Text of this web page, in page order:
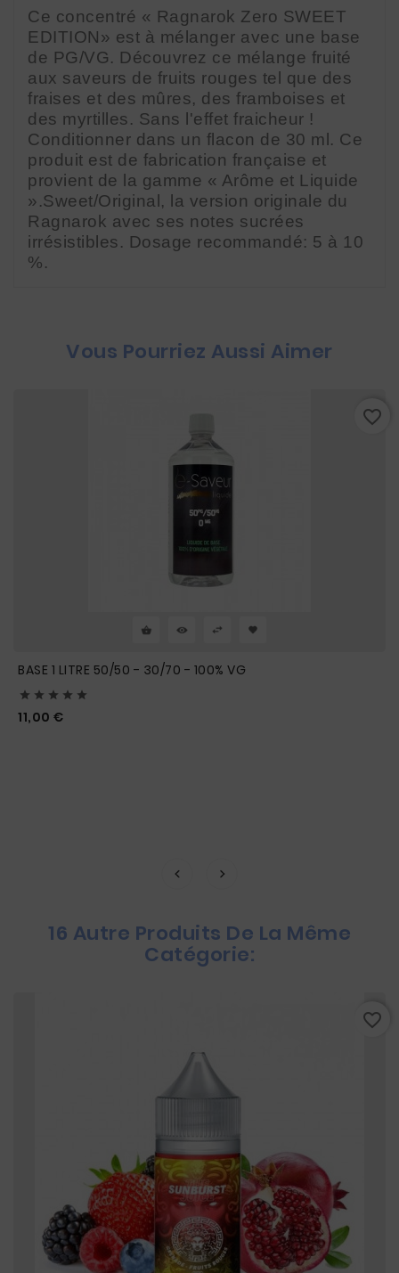
Ce concentré « Ragnarok Zero SWEET
EDITION» est à mélanger avec une base
de PG/VG. Découvrez ce mélange fruité
aux saveurs de fruits rouges tel que des
fraises et des mûres, des framboises et
des myrtilles. Sans l'effet fraicheur !
Conditionner dans un flacon de 30 ml. Ce
produit est de fabrication française et
provient de la gamme « Arôme et Liquide
».Sweet/Original, la version originale du
Ragnarok avec ses notes sucrées
irrésistibles. Dosage recommandé: 5 à 10
%.
Vous Pourriez Aussi Aimer
BASE 1 LITRE 50/50 - 30/70 - 100% VG
    
11,00 €
favorite_border
16 Autre Produits De La Même
Catégorie:
favorite_border